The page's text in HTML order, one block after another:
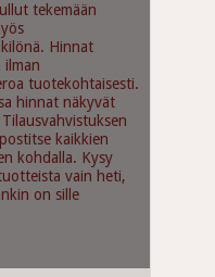
tekemään
Hinnat
ilman
tuotekohtaisesti.
hinnat näkyvät
kaikkien
kohdalla. Kysy
vain heti,
on sille